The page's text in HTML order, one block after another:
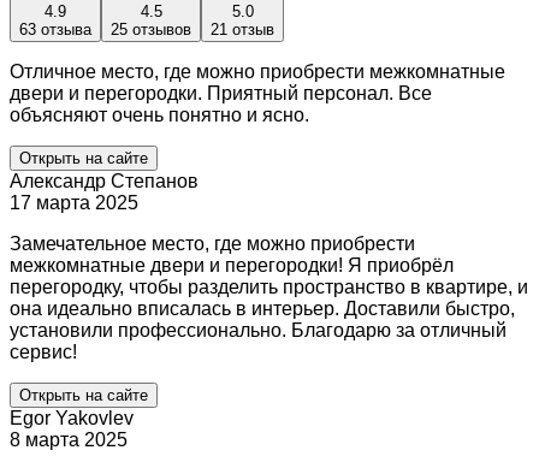
4.9
63 отзыва
4.5
25 отзывов
5.0
21 отзыв
Отличное место, где можно приобрести межкомнатные
двери и перегородки. Приятный персонал. Все
объясняют очень понятно и ясно.
Открыть на сайте
Александр Степанов
17 марта 2025
Замечательное место, где можно приобрести
межкомнатные двери и перегородки! Я приобрёл
перегородку, чтобы разделить пространство в квартире, и
она идеально вписалась в интерьер. Доставили быстро,
установили профессионально. Благодарю за отличный
сервис!
Открыть на сайте
Egor Yakovlev
8 марта 2025